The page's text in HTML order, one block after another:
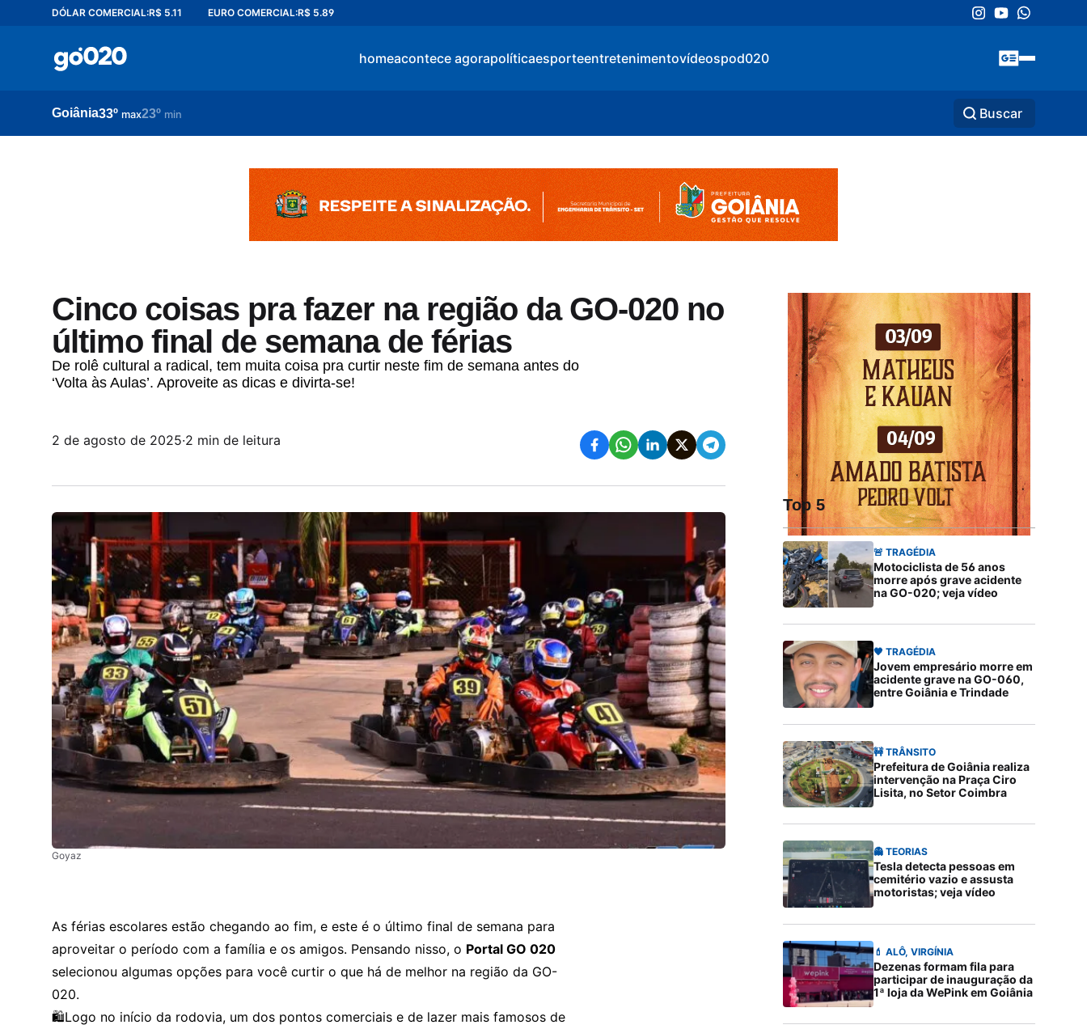
DÓLAR COMERCIAL:R$ 5.11 EURO COMERCIAL:R$ 5.89
homeacontece agorapolíticaesporteentretenimentovídeospod020
Goiânia33º max23º min Buscar
Cinco coisas pra fazer na região da GO-020 no
último final de semana de férias
De rolê cultural a radical, tem muita coisa pra curtir neste fim de semana antes do
‘Volta às Aulas’. Aproveite as dicas e divirta-se!
2 de agosto de 2025·2 min de leitura
Goyaz
As férias escolares estão chegando ao fim, e este é o último final de semana para
aproveitar o período com a família e os amigos. Pensando nisso, o Portal GO 020
selecionou algumas opções para você curtir o que há de melhor na região da GO-
020.
🛍️Logo no início da rodovia, um dos pontos comerciais e de lazer mais famosos de
Top 5
🚨 TRAGÉDIA
Motociclista de 56 anos
morre após grave acidente
na GO-020; veja vídeo
🖤 TRAGÉDIA
Jovem empresário morre em
acidente grave na GO-060,
entre Goiânia e Trindade
🚧 TRÂNSITO
Prefeitura de Goiânia realiza
intervenção na Praça Ciro
Lisita, no Setor Coimbra
👻 TEORIAS
Tesla detecta pessoas em
cemitério vazio e assusta
motoristas; veja vídeo
💄 ALÔ, VIRGÍNIA
Dezenas formam fila para
participar de inauguração da
1ª loja da WePink em Goiânia
acontece agora
esporte